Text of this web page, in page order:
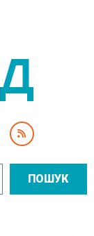
ПОШУК